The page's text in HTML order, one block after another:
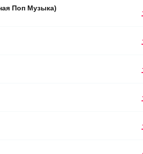
Поп Музыка)